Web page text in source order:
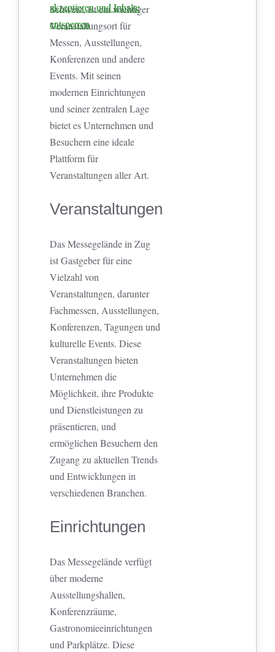
akzeptieren und Inhalte
entsperren
Schweiz, ist ein wichtiger
Veranstaltungsort für
Messen, Ausstellungen,
Konferenzen und andere
Events. Mit seinen
modernen Einrichtungen
und seiner zentralen Lage
bietet es Unternehmen und
Besuchern eine ideale
Plattform für
Veranstaltungen aller Art.
Veranstaltungen
Das Messegelände in Zug
ist Gastgeber für eine
Vielzahl von
Veranstaltungen, darunter
Fachmessen, Ausstellungen,
Konferenzen, Tagungen und
kulturelle Events. Diese
Veranstaltungen bieten
Unternehmen die
Möglichkeit, ihre Produkte
und Dienstleistungen zu
präsentieren, und
ermöglichen Besuchern den
Zugang zu aktuellen Trends
und Entwicklungen in
verschiedenen Branchen.
Einrichtungen
Das Messegelände verfügt
über moderne
Ausstellungshallen,
Konferenzräume,
Gastronomieeinrichtungen
und Parkplätze. Diese